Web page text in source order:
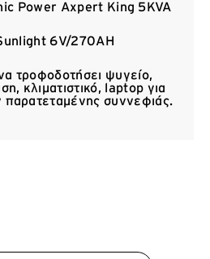
Νέα
Power Axpert King 5KVA
6V/270AH
να τροφοδοτήσει ψυγείο,
κλιματιστικό, laptop για
συννεφιάς.